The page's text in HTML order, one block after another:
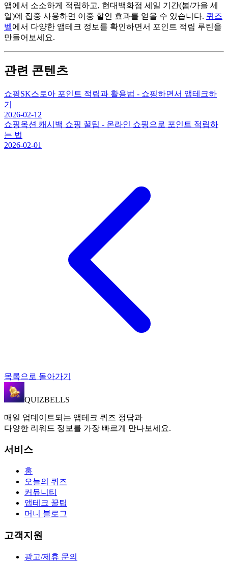
앱에서 소소하게 적립하고, 현대백화점 세일 기간(봄/가을 세
일)에 집중 사용하면 이중 할인 효과를 얻을 수 있습니다. 퀴즈
벨에서 다양한 앱테크 정보를 확인하면서 포인트 적립 루틴을
만들어보세요.
관련 콘텐츠
쇼핑SK스토아 포인트 적립과 활용법 - 쇼핑하면서 앱테크하
기
2026-02-12
쇼핑옥션 캐시백 쇼핑 꿀팁 - 온라인 쇼핑으로 포인트 적립하
는 법
2026-02-01
목록으로 돌아가기
QUIZBELLS
매일 업데이트되는 앱테크 퀴즈 정답과
다양한 리워드 정보를 가장 빠르게 만나보세요.
서비스
홈
오늘의 퀴즈
커뮤니티
앱테크 꿀팁
머니 블로그
고객지원
광고/제휴 문의